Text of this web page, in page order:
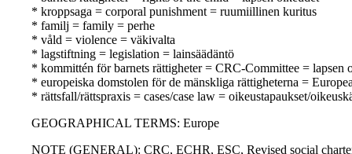
* kroppsaga = corporal punishment = ruumiillinen kuritus
* familj = family = perhe
* våld = violence = väkivalta
* lagstiftning = legislation = lainsäädäntö
* kommittén för barnets rättigheter = CRC-Committee = lapsen
* europeiska domstolen för de mänskliga rättigheterna =
* rättsfall/rättspraxis = cases/case law = oikeustapaukset/
GEOGRAPHICAL TERMS: Europe
NOTE (GENERAL): CRC, ECHR, ESC, Revised social